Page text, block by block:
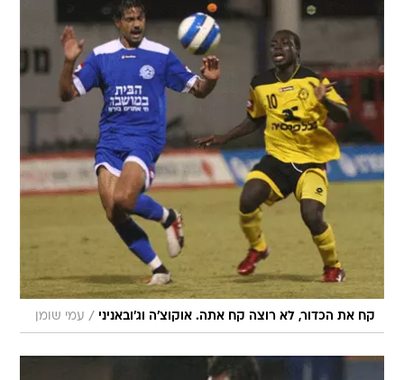
קח את הכדור, לא רוצה קח אתה. אוקוצ'ה וג'ובאניני / עמי שומן